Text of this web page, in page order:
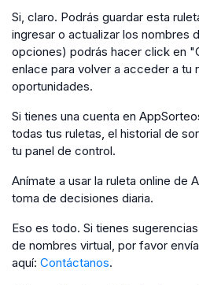
Si, claro. Podrás guardar esta
ingresar o actualizar los nombres
opciones) podrás hacer click en
enlace para volver a acceder a tu
oportunidades.
Si tienes una cuenta en
todas tus ruletas, el historial de
tu panel de control.
Anímate a usar la ruleta online de
toma de decisiones diaria.
Eso es todo. Si tienes
de nombres virtual, por favor
aquí: Contáctanos.